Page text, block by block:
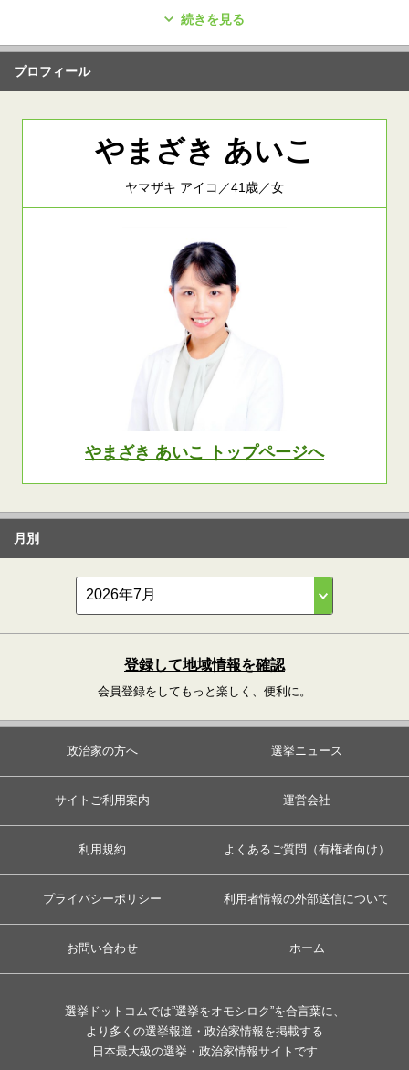
続きを見る
プロフィール
やまざき あいこ
ヤマザキ アイコ／41歳／女
やまざき あいこ トップページへ
月別
登録して地域情報を確認
会員登録をしてもっと楽しく、便利に。
政治家の方へ 選挙ニュース
サイトご利用案内 運営会社
利用規約 よくあるご質問（有権者向け）
プライバシーポリシー 利用者情報の外部送信について
お問い合わせ ホーム
選挙ドットコムでは”選挙をオモシロク”を合言葉に、
より多くの選挙報道・政治家情報を掲載する
日本最大級の選挙・政治家情報サイトです